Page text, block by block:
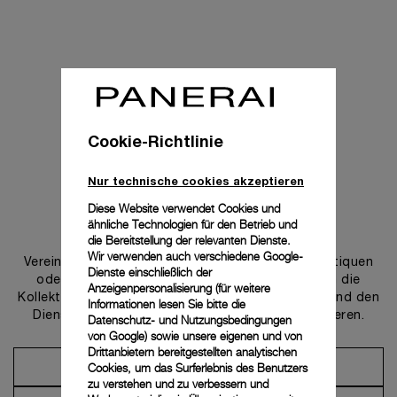
Uns kontaktieren
Vereinbaren Sie einen Termin in einer unserer Boutiquen
oder wenden Sie sich an unseren Concierge, um die
Kollektionen zu entdecken und von der Beratung und den
Dienstleistungen unserer Botschafter zu profitieren.
Einen Termin vereinbaren
Cookie-Richtlinie
Nur technische cookies akzeptieren
Diese Website verwendet Cookies und
ähnliche Technologien für den Betrieb und
die Bereitstellung der relevanten Dienste.
Wir verwenden auch verschiedene Google-
Dienste einschließlich der
Anzeigenpersonalisierung (für weitere
Informationen lesen Sie bitte die
Datenschutz- und Nutzungsbedingungen
von Google) sowie unsere eigenen und von
Drittanbietern bereitgestellten analytischen
Cookies, um das Surferlebnis des Benutzers
zu verstehen und zu verbessern und